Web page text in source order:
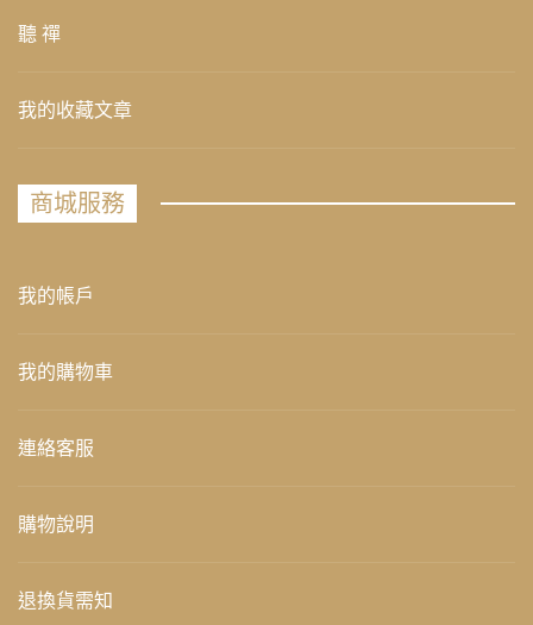
聽 禪
我的收藏文章
商城服務
我的帳戶
我的購物車
連絡客服
購物說明
退換貨需知